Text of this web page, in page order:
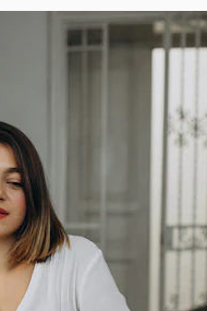
ИИ
Пакету ИИ
Служба
поддержки
Условия и